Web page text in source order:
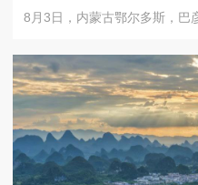
8月3日，内蒙古鄂尔多斯，巴